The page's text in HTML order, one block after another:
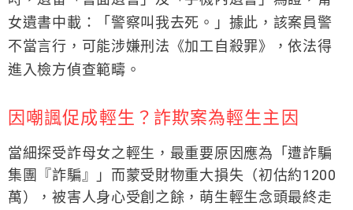
女遺書中載：「警察叫我去死。」據此，該案員警
不當言行，可能涉嫌刑法《加工自殺罪》，依法得
進入檢方偵查範疇。
因嘲諷促成輕生？詐欺案為輕生主因
當細探受詐母女之輕生，最重要原因應為「遭詐騙
集團『詐騙』」而蒙受財物重大損失（初估約1200
萬），被害人身心受創之餘，萌生輕生念頭最終走